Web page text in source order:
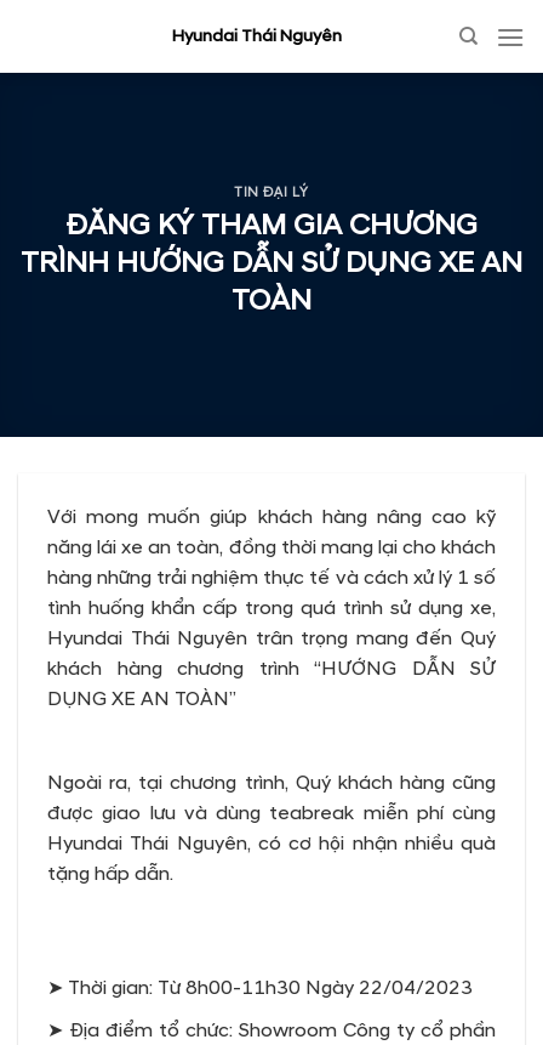
content
Hyundai Thái Nguyên
TIN ĐẠI LÝ
ĐĂNG KÝ THAM GIA CHƯƠNG
TRÌNH HƯỚNG DẪN SỬ DỤNG XE AN
TOÀN
Với mong muốn giúp khách hàng nâng cao kỹ
năng lái xe an toàn, đồng thời mang lại cho khách
hàng những trải nghiệm thực tế và cách xử lý 1 số
tình huống khẩn cấp trong quá trình sử dụng xe,
Hyundai Thái Nguyên trân trọng mang đến Quý
khách hàng chương trình “HƯỚNG DẪN SỬ
DỤNG XE AN TOÀN”
Ngoài ra, tại chương trình, Quý khách hàng cũng
được giao lưu và dùng teabreak miễn phí cùng
Hyundai Thái Nguyên, có cơ hội nhận nhiều quà
tặng hấp dẫn.
➤ Thời gian: Từ 8h00-11h30 Ngày 22/04/2023
➤ Địa điểm tổ chức: Showroom Công ty cổ phần